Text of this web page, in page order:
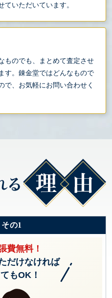
ていただいています。
ものでも、まとめて査定させ
す。錬金堂ではどんなもので
で、お気軽にお問い合わせく
の1
費無料！
だけなければ
もOK！